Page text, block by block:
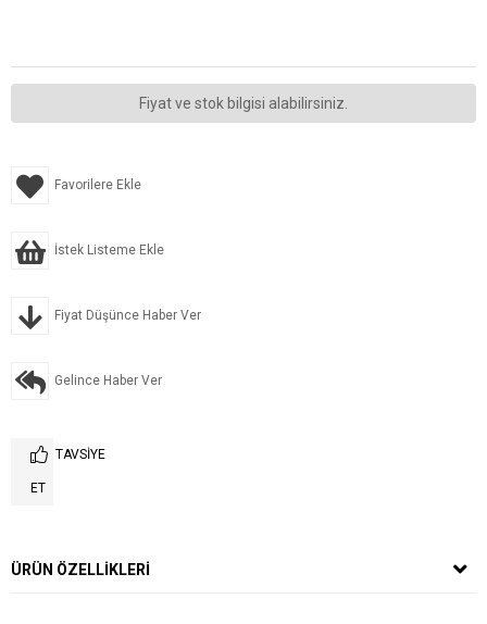
Fiyat ve stok bilgisi alabilirsiniz.
Favorilere Ekle
İstek Listeme Ekle
Fiyat Düşünce Haber Ver
Gelince Haber Ver
TAVSIYE
ET
ÜRÜN ÖZELLIKLERI